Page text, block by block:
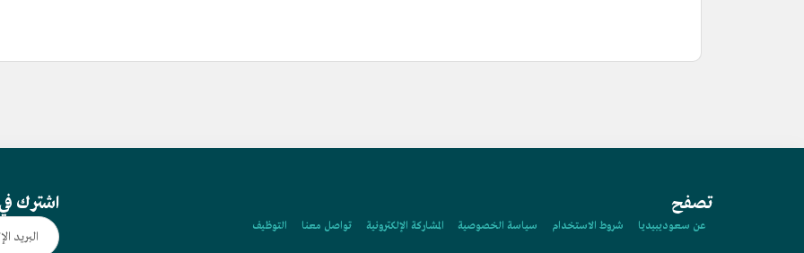
تصفح
عن سعوديبيديا شروط الاستخدام سياسة الخصوصية المشاركة الإلكترونية تواصل معنا التوظيف
اشترك